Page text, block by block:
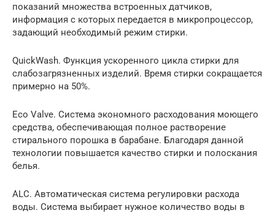
показаний множества встроенных датчиков,
информация с которых передается в микропроцессор,
задающий необходимый режим стирки.
QuickWash. Функция ускоренного цикла стирки для
слабозагрязненных изделий. Время стирки сокращается
примерно на 50%.
Eco Valve. Система экономного расходования моющего
средства, обеспечивающая полное растворение
стирального порошка в барабане. Благодаря данной
технологии повышается качество стирки и полоскания
белья.
ALC. Автоматическая система регулировки расхода
воды. Система выбирает нужное количество воды в